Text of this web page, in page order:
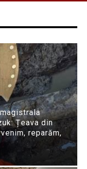
Țeava din
reparăm,